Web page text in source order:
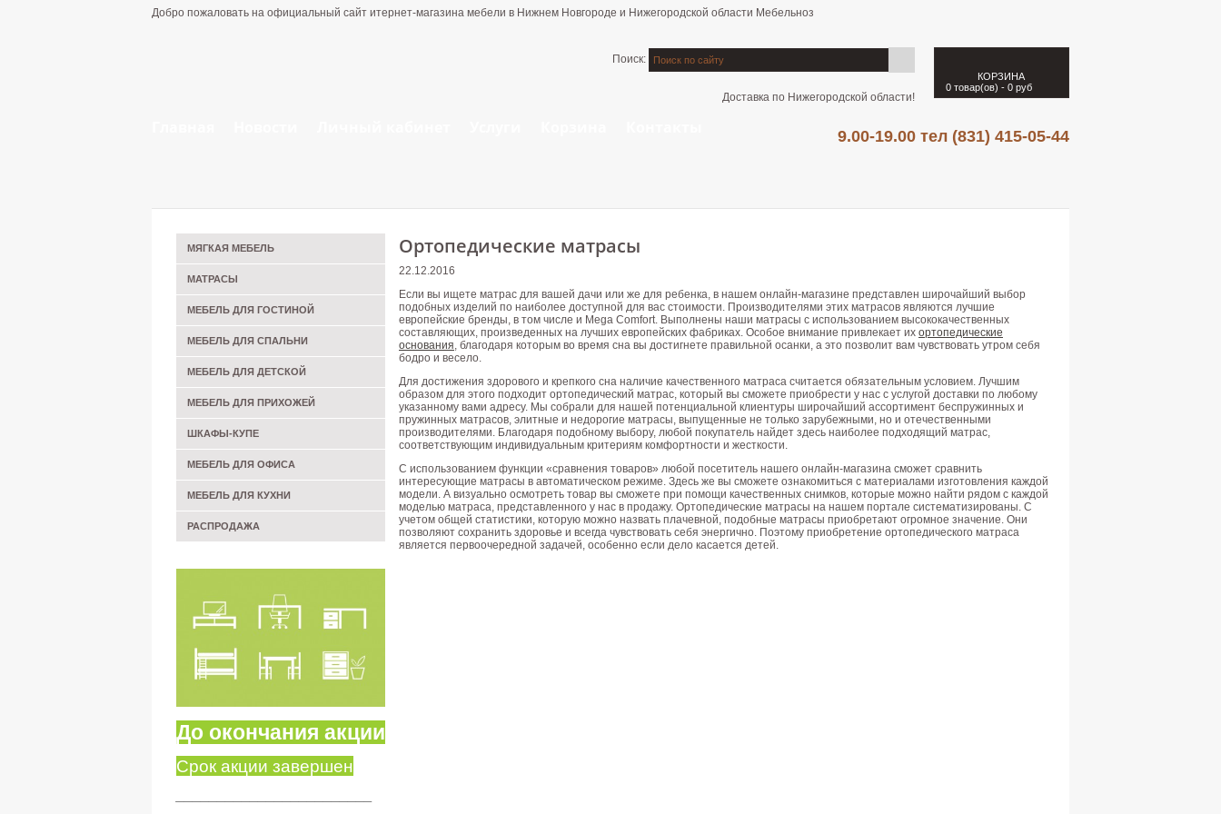
Добро пожаловать на официальный сайт итернет-магазина мебели в Нижнем Новгороде и Нижегородской области Мебельноз
КОРЗИНА
0 товар(ов) - 0 руб
9.00-19.00 тел (831) 415-05-44
Поиск:
Доставка по Нижегородской области!
Ортопедические матрасы
22.12.2016
Если вы ищете матрас для вашей дачи или же для ребенка, в нашем онлайн-магазине представлен широчайший выбор
подобных изделий по наиболее доступной для вас стоимости. Производителями этих матрасов являются лучшие
европейские бренды, в том числе и Mega Comfort. Выполнены наши матрасы с использованием высококачественных
составляющих, произведенных на лучших европейских фабриках. Особое внимание привлекает их ортопедические
основания, благодаря которым во время сна вы достигнете правильной осанки, а это позволит вам чувствовать утром себя
бодро и весело.
Для достижения здорового и крепкого сна наличие качественного матраса считается обязательным условием. Лучшим
образом для этого подходит ортопедический матрас, который вы сможете приобрести у нас с услугой доставки по любому
указанному вами адресу. Мы собрали для нашей потенциальной клиентуры широчайший ассортимент беспружинных и
пружинных матрасов, элитные и недорогие матрасы, выпущенные не только зарубежными, но и отечественными
производителями. Благодаря подобному выбору, любой покупатель найдет здесь наиболее подходящий матрас,
соответствующим индивидуальным критериям комфортности и жесткости.
С использованием функции «сравнения товаров» любой посетитель нашего онлайн-магазина сможет сравнить
интересующие матрасы в автоматическом режиме. Здесь же вы сможете ознакомиться с материалами изготовления каждой
модели. А визуально осмотреть товар вы сможете при помощи качественных снимков, которые можно найти рядом с каждой
моделью матраса, представленного у нас в продажу. Ортопедические матрасы на нашем портале систематизированы. С
учетом общей статистики, которую можно назвать плачевной, подобные матрасы приобретают огромное значение. Они
позволяют сохранить здоровье и всегда чувствовать себя энергично. Поэтому приобретение ортопедического матраса
является первоочередной задачей, особенно если дело касается детей.
МЯГКАЯ МЕБЕЛЬ
МАТРАСЫ
МЕБЕЛЬ ДЛЯ ГОСТИНОЙ
МЕБЕЛЬ ДЛЯ СПАЛЬНИ
МЕБЕЛЬ ДЛЯ ДЕТСКОЙ
МЕБЕЛЬ ДЛЯ ПРИХОЖЕЙ
ШКАФЫ-КУПЕ
МЕБЕЛЬ ДЛЯ ОФИСА
МЕБЕЛЬ ДЛЯ КУХНИ
РАСПРОДАЖА
До окончания акции
Срок акции завершен